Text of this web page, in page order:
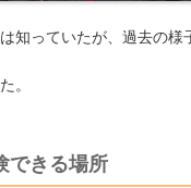
知っていたが、過去の様
。
できる場所